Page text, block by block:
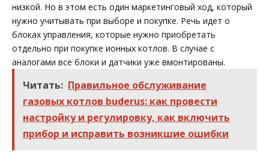
низкой. Но в этом есть один маркетинговый ход, который
нужно учитывать при выборе и покупке. Речь идет о
блоках управления, которые нужно приобретать
отдельно при покупке ионных котлов. В случае с
аналогами все блоки и датчики уже вмонтированы.
Читать: Правильное обслуживание
газовых котлов buderus: как провести
настройку и регулировку, как включить
прибор и исправить возникшие ошибки